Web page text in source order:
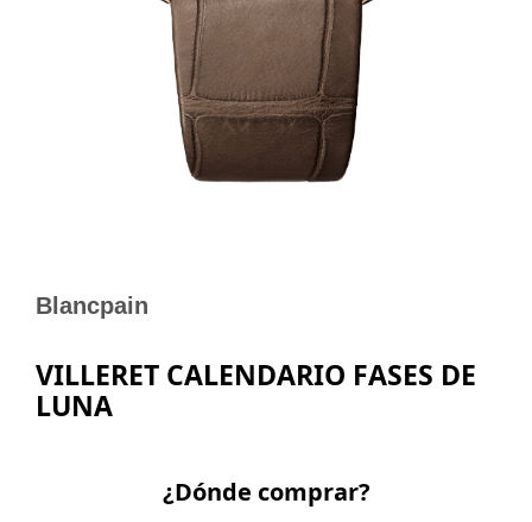
Blancpain
VILLERET CALENDARIO FASES DE
LUNA
¿Dónde comprar?